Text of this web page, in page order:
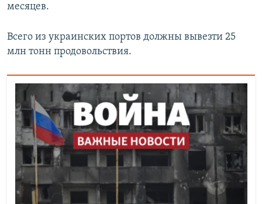
месяцев.
Всего из украинских портов должны вывезти 25
млн тонн продовольствия.